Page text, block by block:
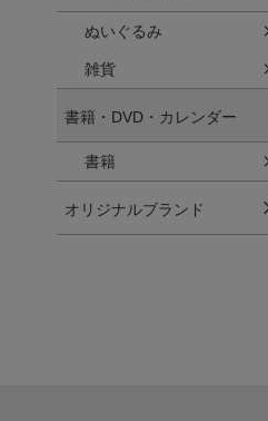
ぬいぐるみ
雑貨
書籍・DVD・カレンダー
書籍
オリジナルブランド